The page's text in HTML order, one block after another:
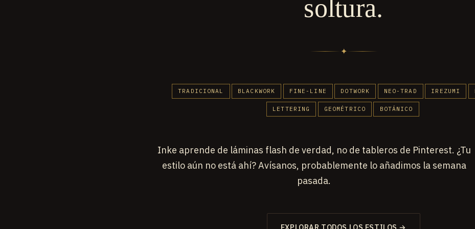
✦
TRADICIONAL BLACKWORK FINE-LINE DOTWORK NEO-TRAD IREZUMI
LETTERING GEOMÉTRICO BOTÁNICO
Inke aprende de láminas flash de verdad, no de tableros de Pinterest. ¿Tu
estilo aún no está ahí? Avísanos, probablemente lo añadimos la semana
pasada.